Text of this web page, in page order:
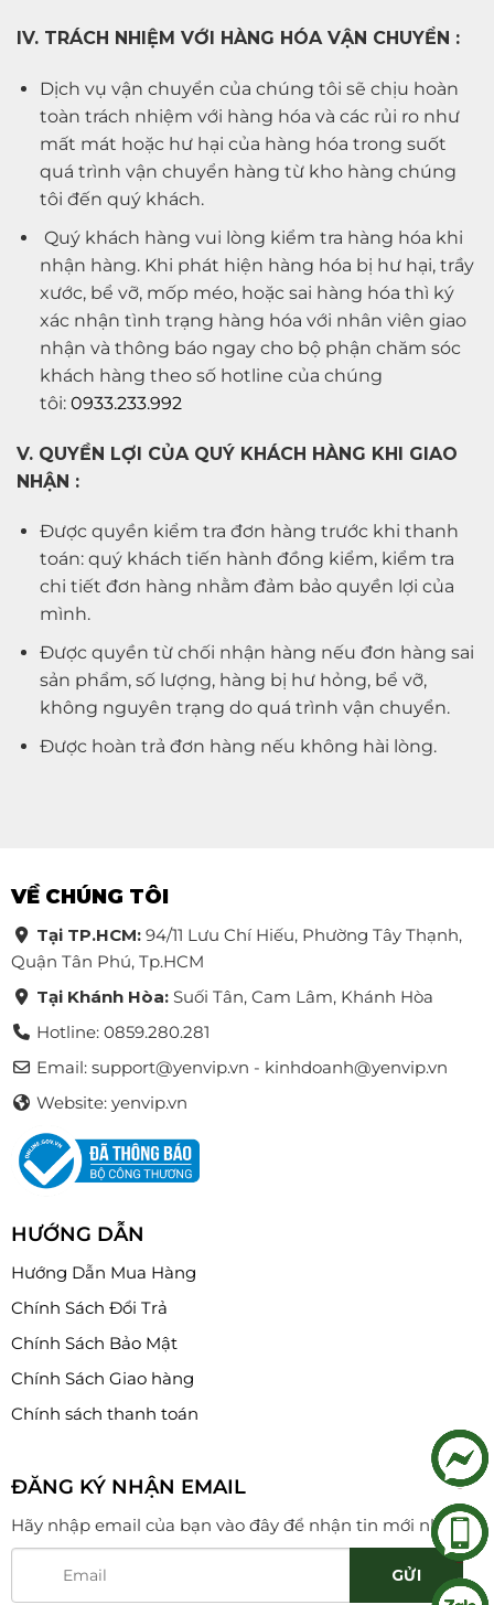
IV. TRÁCH NHIỆM VỚI HÀNG HÓA VẬN CHUYỂN :
Dịch vụ vận chuyển của chúng tôi sẽ chịu hoàn
toàn trách nhiệm với hàng hóa và các rủi ro như
mất mát hoặc hư hại của hàng hóa trong suốt
quá trình vận chuyển hàng từ kho hàng chúng
tôi đến quý khách.
Quý khách hàng vui lòng kiểm tra hàng hóa khi
nhận hàng. Khi phát hiện hàng hóa bị hư hại, trầy
xước, bể vỡ, mốp méo, hoặc sai hàng hóa thì ký
xác nhận tình trạng hàng hóa với nhân viên giao
nhận và thông báo ngay cho bộ phận chăm sóc
khách hàng theo số hotline của chúng
tôi: 0933.233.992
V. QUYỀN LỢI CỦA QUÝ KHÁCH HÀNG KHI GIAO
NHẬN :
Được quyền kiểm tra đơn hàng trước khi thanh
toán: quý khách tiến hành đồng kiểm, kiểm tra
chi tiết đơn hàng nhằm đảm bảo quyền lợi của
mình.
Được quyền từ chối nhận hàng nếu đơn hàng sai
sản phẩm, số lượng, hàng bị hư hỏng, bể vỡ,
không nguyên trạng do quá trình vận chuyển.
Được hoàn trả đơn hàng nếu không hài lòng.
VỀ CHÚNG TÔI
Tại TP.HCM:94/11 Lưu Chí Hiếu, Phường Tây Thạnh,
Quận Tân Phú, Tp.HCM
Tại Khánh Hòa:Suối Tân, Cam Lâm, Khánh Hòa
Hotline: 0859.280.281
Email: support@yenvip.vn - kinhdoanh@yenvip.vn
Website: yenvip.vn
HƯỚNG DẪN
Hướng Dẫn Mua Hàng
Chính Sách Đổi Trả
Chính Sách Bảo Mật
Chính Sách Giao hàng
Chính sách thanh toán
ĐĂNG KÝ NHẬN EMAIL
Hãy nhập email của bạn vào đây để nhận tin mới nhất!